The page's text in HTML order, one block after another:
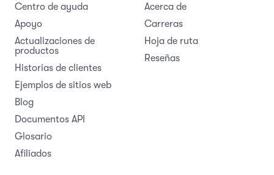
Centro de ayuda
Apoyo
Actualizaciones de
productos
Historias de clientes
Ejemplos de sitios web
Blog
Documentos API
Glosario
Afiliados
Acerca de
Carreras
Hoja de ruta
Reseñas